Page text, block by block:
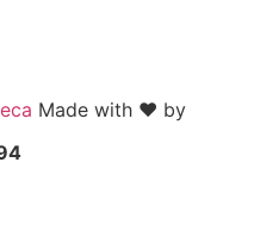
Made with ❤️ by